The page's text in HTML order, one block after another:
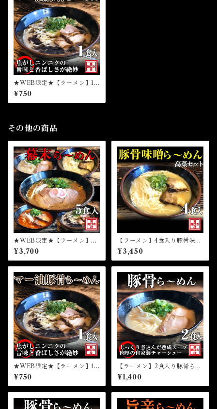
★WEB限定★【ラーメン】1
食マー油豚骨ら～めん（冷
凍）
¥750
その他の商品
★WEB限定★【ラーメン】１
食入りら～めん幕末よくばり
食べ比べ5種セット（冷凍）
¥3,700
【ラーメン】4食入り豚骨味噌
ら～めん高菜セット（冷凍）
¥3,450
★WEB限定★【ラーメン】1
食マー油豚骨ら～めん（冷
凍）
¥750
【ラーメン】2食入り豚骨ら～
めん（冷凍）
¥1,400